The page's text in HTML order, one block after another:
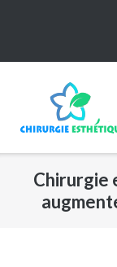
Chirurgie